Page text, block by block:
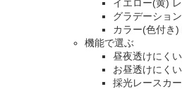
イエロー(黄)
グラデーショ
カラー(色付き
機能で選ぶ
昼夜透けにく
お昼透けにく
採光レースカ